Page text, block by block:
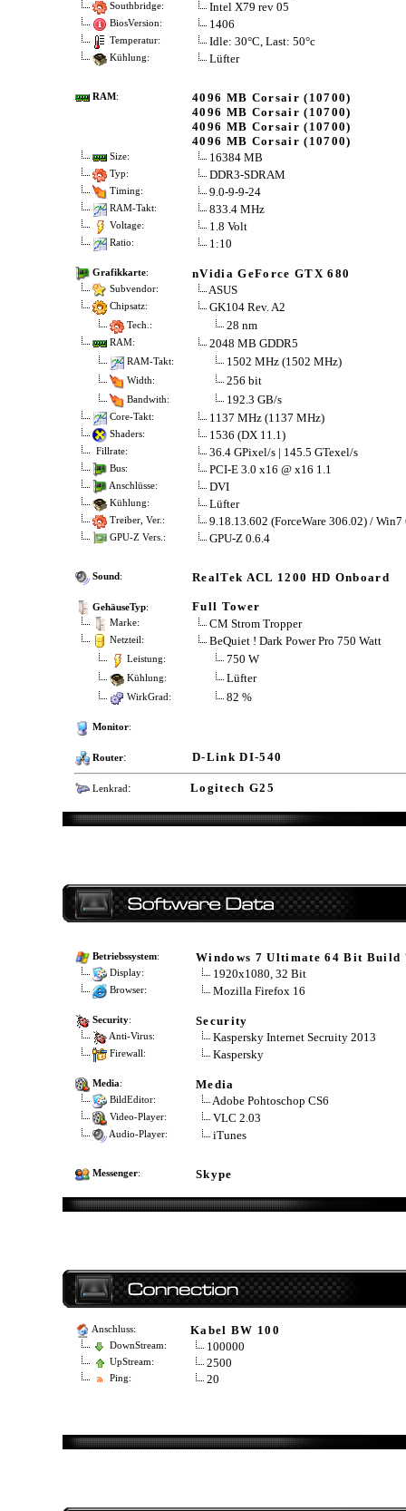
Southbridge: Intel X79 rev 05
BiosVersion: 1406
Temperatur: Idle: 30°C, Last: 50°c
Kühlung: Lüfter
RAM:
4096 MB Corsair (10700)
4096 MB Corsair (10700)
4096 MB Corsair (10700)
4096 MB Corsair (10700)
Size: 16384 MB
Typ: DDR3-SDRAM
Timing: 9.0-9-9-24
RAM-Takt: 833.4 MHz
Voltage: 1.8 Volt
Ratio: 1:10
Grafikkarte: nVidia GeForce GTX 680
Subvendor: ASUS
Chipsatz: GK104 Rev. A2
Tech.: 28 nm
RAM: 2048 MB GDDR5
RAM-Takt: 1502 MHz (1502 MHz)
Width: 256 bit
Bandwith: 192.3 GB/s
Core-Takt: 1137 MHz (1137 MHz)
Shaders: 1536 (DX 11.1)
Fillrate: 36.4 GPixel/s | 145.5 GTexel/s
Bus: PCI-E 3.0 x16 @ x16 1.1
Anschlüsse: DVI
Kühlung: Lüfter
Treiber, Ver.: 9.18.13.602 (ForceWare 306.02) / Win7
GPU-Z Vers.: GPU-Z 0.6.4
Sound: RealTek ACL 1200 HD Onboard
GehäuseTyp: Full Tower
Marke: CM Strom Tropper
Netzteil: BeQuiet ! Dark Power Pro 750 Watt
Leistung: 750 W
Kühlung: Lüfter
WirkGrad: 82 %
Monitor:
Router: D-Link DI-540
Lenkrad: Logitech G25
Betriebssystem: Windows 7 Ultimate 64 Bit Build
Display: 1920x1080, 32 Bit
Browser: Mozilla Firefox 16
Security: Security
Anti-Virus: Kaspersky Internet Secruity 2013
Firewall: Kaspersky
Media: Media
BildEditor: Adobe Pohtoschop CS6
Video-Player: VLC 2.03
Audio-Player: iTunes
Messenger: Skype
Anschluss: Kabel BW 100
DownStream: 100000
UpStream: 2500
Ping: 20